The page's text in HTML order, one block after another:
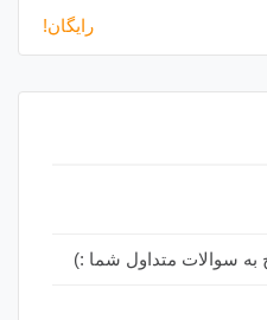
رایگان!
سوالات متداول شما :)